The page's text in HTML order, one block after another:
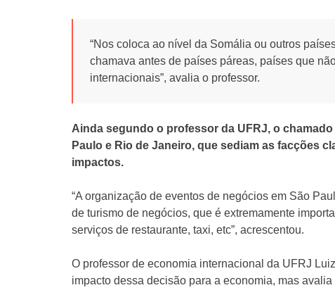
“Nos coloca ao nível da Somália ou outros
chamava antes de países páreas, países que
internacionais”, avalia o professor.
Ainda segundo o professor da UFRJ, o
Paulo e Rio de Janeiro, que sediam as facções
impactos.
“A organização de eventos de negócios em São
de turismo de negócios, que é extremamente
serviços de restaurante, taxi, etc”, acrescentou.
O professor de economia internacional da UFRJ
impacto dessa decisão para a economia, mas